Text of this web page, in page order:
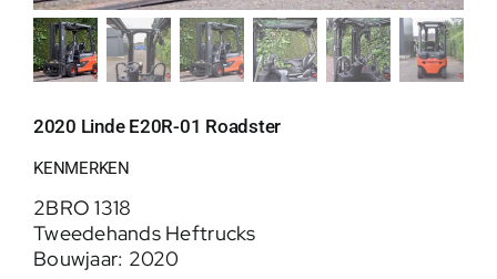
2020 Linde E20R-01 Roadster
KENMERKEN
2BRO 1318
Tweedehands Heftrucks
Bouwjaar: 2020